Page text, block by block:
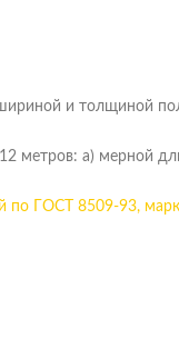
и толщиной
метров: а) мерной
по ГОСТ 8509-93,